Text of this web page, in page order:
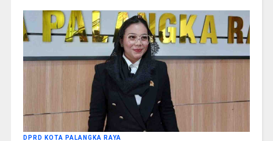
DPRD KOTA PALANGKA RAYA